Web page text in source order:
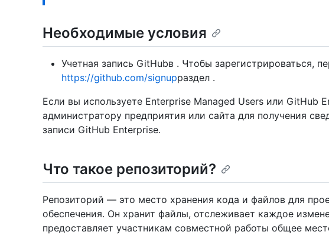
Необходимые условия
Учетная запись GitHubв . Чтобы зарегистрироваться,
https://github.com/signupраздел .
Если вы используете Enterprise Managed Users или GitHub
администратору предприятия или сайта для получения
записи GitHub Enterprise.
Что такое репозиторий?
Репозиторий — это место хранения кода и файлов для
обеспечения. Он хранит файлы, отслеживает каждое
предоставляет участникам совместной работы общее